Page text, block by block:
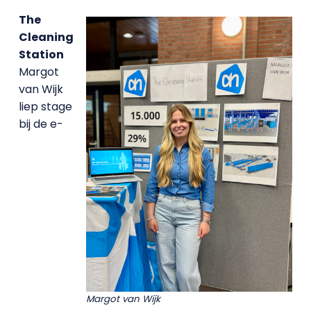
Margot van Wijk
The
Cleaning
Station
Margot
van Wijk
liep stage
bij de e-